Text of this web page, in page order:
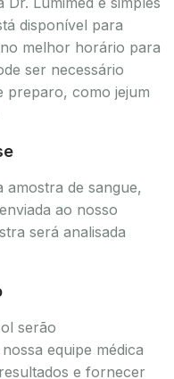
disponível para
melhor horário para
ser necessário
preparo, como jejum
amostra de sangue,
ao nosso
será analisada
serão
equipe médica
e fornecer